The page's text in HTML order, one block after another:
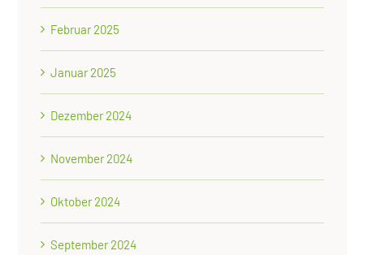
Februar 2025
Januar 2025
Dezember 2024
November 2024
Oktober 2024
September 2024